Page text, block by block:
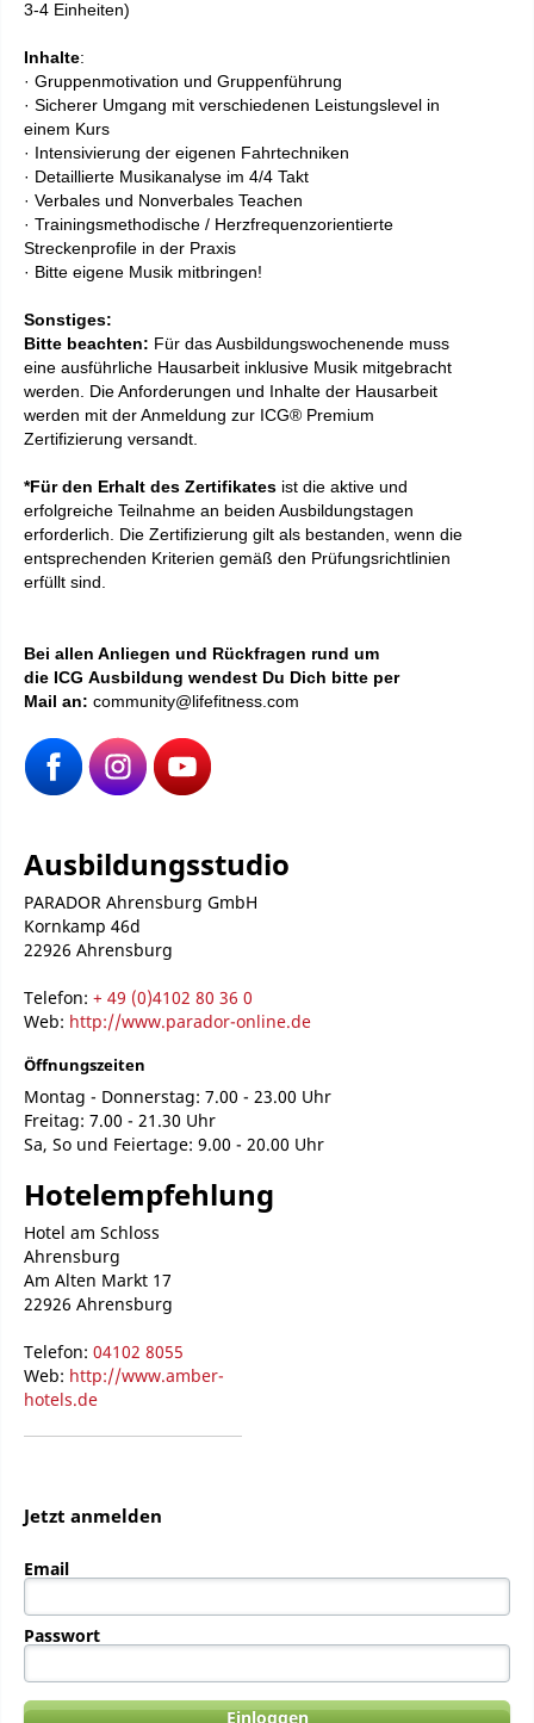
3-4 Einheiten)
Inhalte:
· Gruppenmotivation und Gruppenführung
· Sicherer Umgang mit verschiedenen Leistungslevel in
einem Kurs
· Intensivierung der eigenen Fahrtechniken
· Detaillierte Musikanalyse im 4/4 Takt
· Verbales und Nonverbales Teachen
· Trainingsmethodische / Herzfrequenzorientierte
Streckenprofile in der Praxis
· Bitte eigene Musik mitbringen!
Sonstiges:
Bitte beachten: Für das Ausbildungswochenende muss
eine ausführliche Hausarbeit inklusive Musik mitgebracht
werden. Die Anforderungen und Inhalte der Hausarbeit
werden mit der Anmeldung zur ICG® Premium
Zertifizierung versandt.
*Für den Erhalt des Zertifikates ist die aktive und
erfolgreiche Teilnahme an beiden Ausbildungstagen
erforderlich. Die Zertifizierung gilt als bestanden, wenn die
entsprechenden Kriterien gemäß den Prüfungsrichtlinien
erfüllt sind.
Bei allen Anliegen und Rückfragen rund um
die ICG Ausbildung wendest Du Dich bitte per
Mail an: community@lifefitness.com
Ausbildungsstudio
PARADOR Ahrensburg GmbH
Kornkamp 46d
22926 Ahrensburg
Telefon: + 49 (0)4102 80 36 0
Web: http://www.parador-online.de
Öffnungszeiten
Montag - Donnerstag: 7.00 - 23.00 Uhr
Freitag: 7.00 - 21.30 Uhr
Sa, So und Feiertage: 9.00 - 20.00 Uhr
Hotelempfehlung
Hotel am Schloss
Ahrensburg
Am Alten Markt 17
22926 Ahrensburg
Telefon: 04102 8055
Web: http://www.amber-
hotels.de
Jetzt anmelden
Email
Passwort